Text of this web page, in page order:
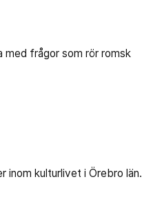
frågor som rör romsk
inom kulturlivet i Örebro län.